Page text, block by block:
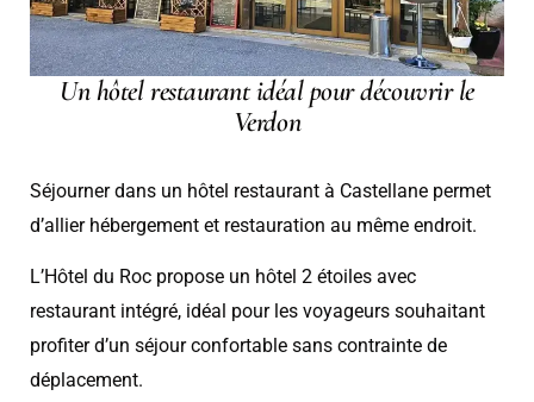
Un hôtel restaurant idéal pour découvrir le
Verdon
Séjourner dans un hôtel restaurant à Castellane permet
d’allier hébergement et restauration au même endroit.
L’Hôtel du Roc propose un hôtel 2 étoiles avec
restaurant intégré, idéal pour les voyageurs souhaitant
profiter d’un séjour confortable sans contrainte de
déplacement.